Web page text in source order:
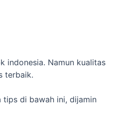
indonesia. Namun kualitas
terbaik.
tips di bawah ini, dijamin